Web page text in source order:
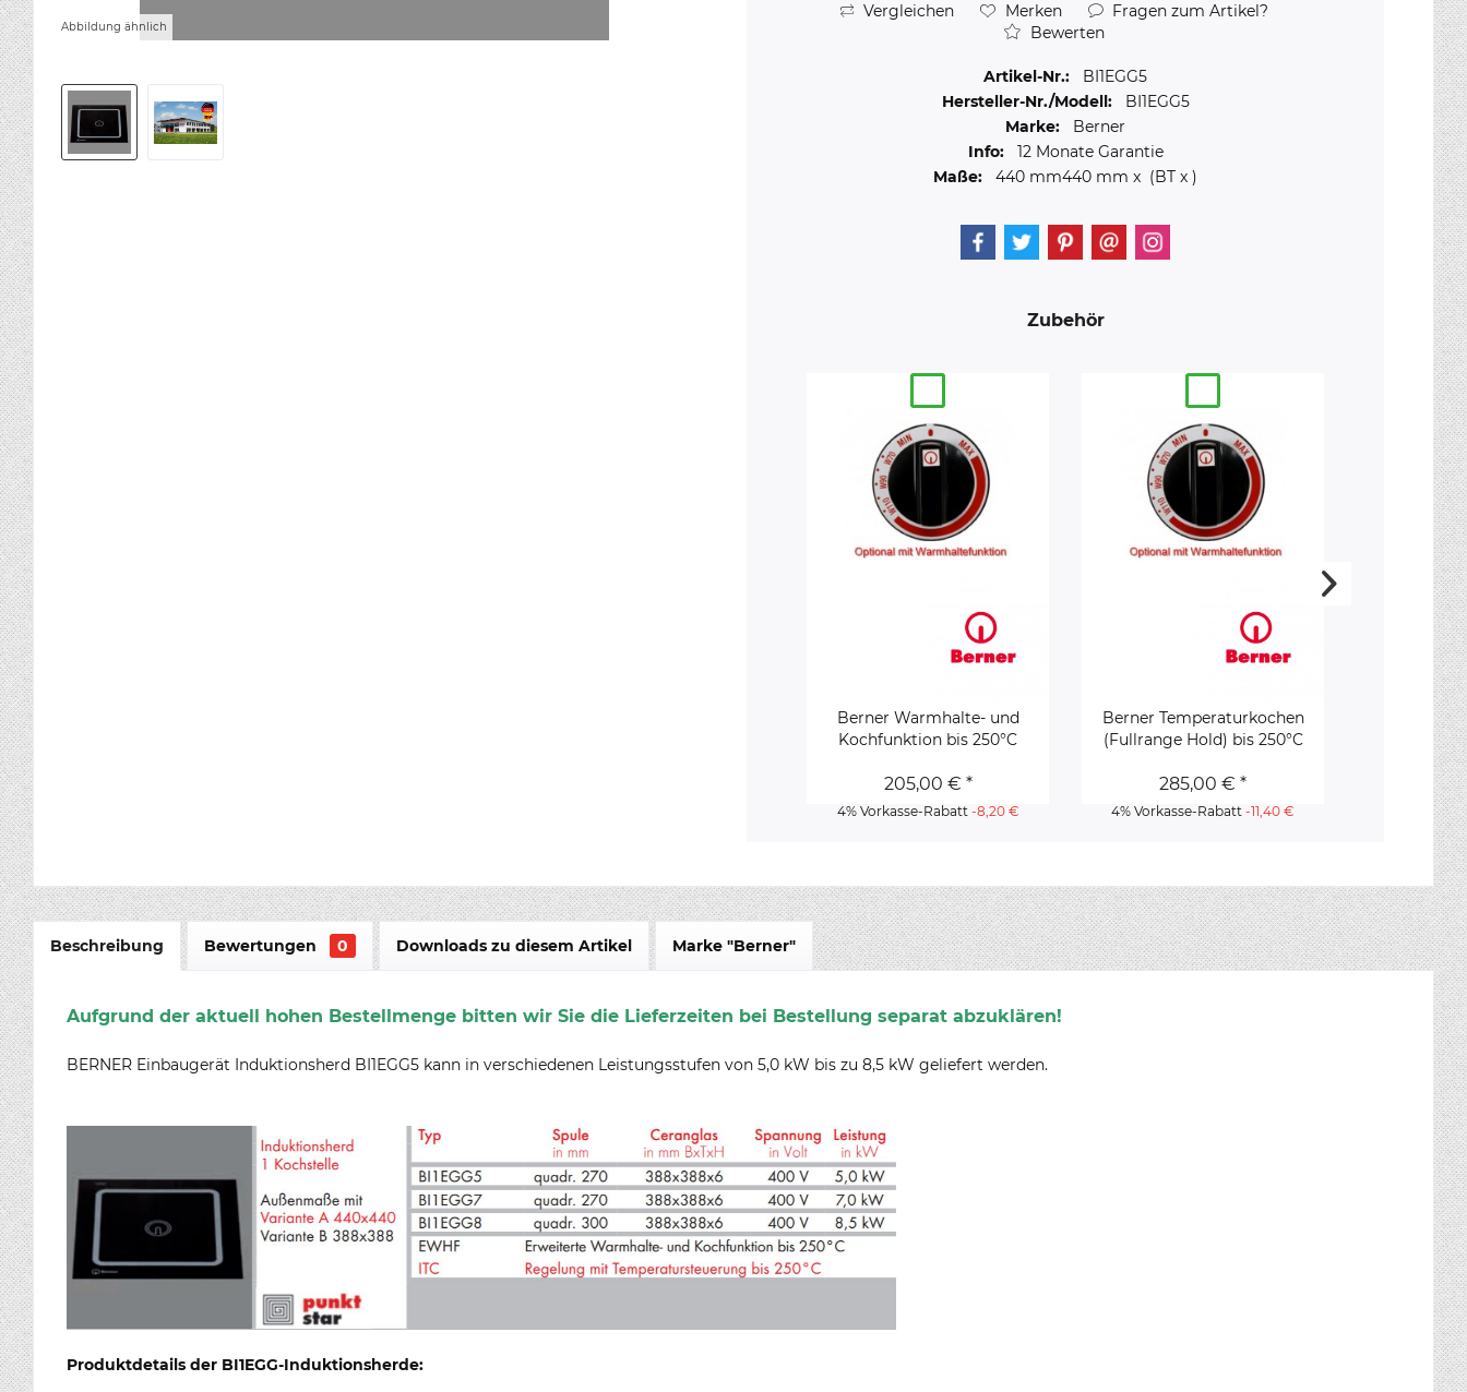
Abbildung ähnlich
Vergleichen Merken
Fragen zum Artikel?
Bewerten
Artikel-Nr.:
BI1EGG5
Hersteller-Nr./Modell:
BI1EGG5
Marke:
Berner
Info:
12 Monate Garantie
Maße:
440 mm440 mm x (BT x )
Zubehör
Berner Warmhalte- und
Kochfunktion bis 250°C
205,00 € *
4% Vorkasse-Rabatt -8,20 €
Berner Temperaturkochen
(Fullrange Hold) bis 250°C
285,00 € *
4% Vorkasse-Rabatt-11,40 €
Berner
und
4%
Beschreibung Bewertungen 0 Downloads zu diesem Artikel Marke "Berner"
Aufgrund der aktuell hohen Bestellmenge bitten wir Sie die Lieferzeiten bei Bestellung separat abzuklären!
BERNER Einbaugerät Induktionsherd BI1EGG5 kann in verschiedenen Leistungsstufen von 5,0 kW bis zu 8,5 kW geliefert werden.
Produktdetails der BI1EGG-Induktionsherde: